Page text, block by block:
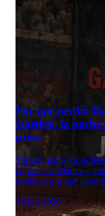
Por qué perdió
Gaethje: la noche
presa
Topuria ganó los
en la Casa Blanca y
explican por qué cayó
16 jun 2026